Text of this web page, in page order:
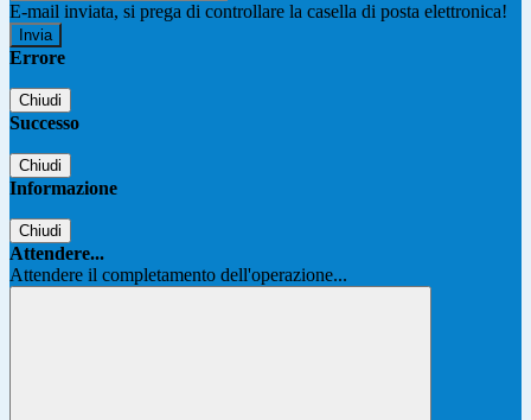
E-mail inviata, si prega di controllare la casella di posta elettronica!
Errore
Chiudi
Successo
Chiudi
Informazione
Chiudi
Attendere...
Attendere il completamento dell'operazione...